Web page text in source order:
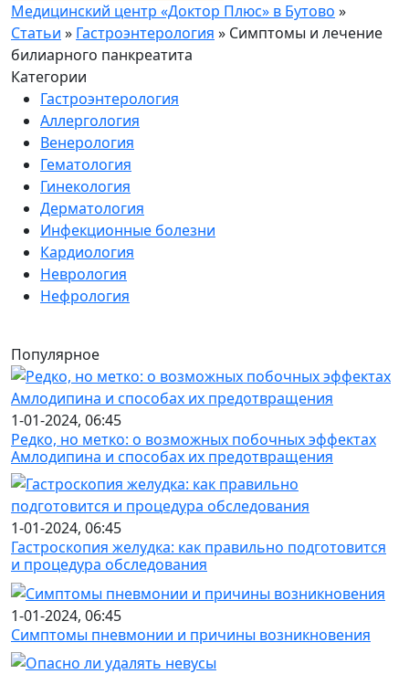
Медицинский центр «Доктор Плюс» в Бутово »
Статьи » Гастроэнтерология » Симптомы и лечение
билиарного панкреатита
Категории
Гастроэнтерология
Аллергология
Венерология
Гематология
Гинекология
Дерматология
Инфекционные болезни
Кардиология
Неврология
Нефрология
Популярное
1-01-2024, 06:45
Редко, но метко: о возможных побочных эффектах
Амлодипина и способах их предотвращения
1-01-2024, 06:45
Гастроскопия желудка: как правильно подготовится
и процедура обследования
1-01-2024, 06:45
Симптомы пневмонии и причины возникновения